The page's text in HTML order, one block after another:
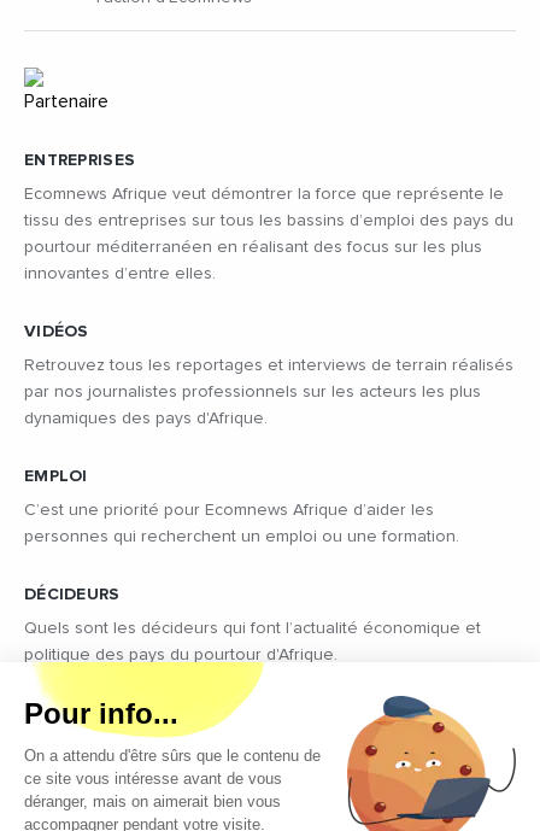
ENTREPRISES
Ecomnews Afrique veut démontrer la force que représente le
tissu des entreprises sur tous les bassins d’emploi des pays du
pourtour méditerranéen en réalisant des focus sur les plus
innovantes d’entre elles.
VIDÉOS
Retrouvez tous les reportages et interviews de terrain réalisés
par nos journalistes professionnels sur les acteurs les plus
dynamiques des pays d'Afrique.
EMPLOI
C’est une priorité pour Ecomnews Afrique d’aider les
personnes qui recherchent un emploi ou une formation.
DÉCIDEURS
Quels sont les décideurs qui font l’actualité économique et
politique des pays du pourtour d'Afrique.